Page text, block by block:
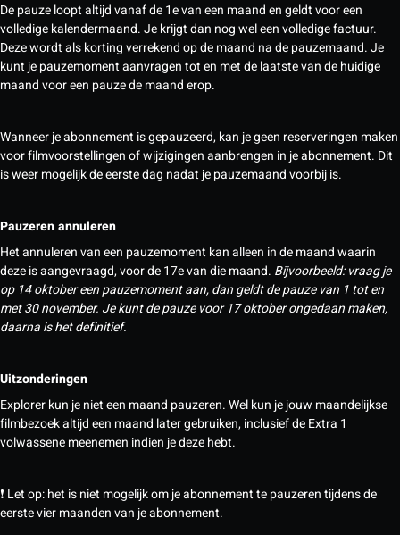
De pauze loopt altijd vanaf de 1e van een maand en geldt voor een
volledige kalendermaand. Je krijgt dan nog wel een volledige factuur.
Deze wordt als korting verrekend op de maand na de pauzemaand. Je
kunt je pauzemoment aanvragen tot en met de laatste van de huidige
maand voor een pauze de maand erop.
Wanneer je abonnement is gepauzeerd, kan je geen reserveringen maken
voor filmvoorstellingen of wijzigingen aanbrengen in je abonnement. Dit
is weer mogelijk de eerste dag nadat je pauzemaand voorbij is.
Pauzeren annuleren
Het annuleren van een pauzemoment kan alleen in de maand waarin
deze is aangevraagd, voor de 17e van die maand. Bijvoorbeeld: vraag je
op 14 oktober een pauzemoment aan, dan geldt de pauze van 1 tot en
met 30 november. Je kunt de pauze voor 17 oktober ongedaan maken,
daarna is het definitief.
Uitzonderingen
Explorer kun je niet een maand pauzeren. Wel kun je jouw maandelijkse
filmbezoek altijd een maand later gebruiken, inclusief de Extra 1
volwassene meenemen indien je deze hebt.
❗ Let op: het is niet mogelijk om je abonnement te pauzeren tijdens de
eerste vier maanden van je abonnement.